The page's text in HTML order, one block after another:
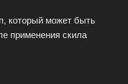
который может быть
применения скила